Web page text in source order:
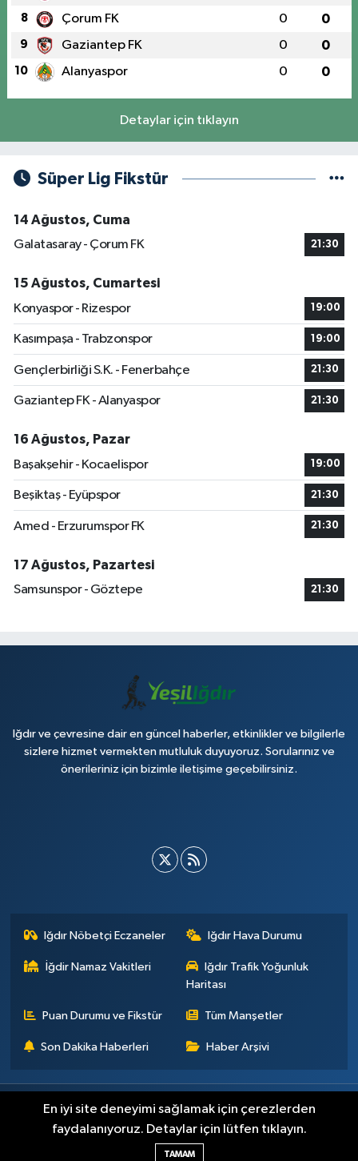
8 Çorum FK 0 0
9 Gaziantep FK 0 0
10 Alanyaspor 0 0
Detaylar için tıklayın
Süper Lig Fikstür
14 Ağustos, Cuma
Galatasaray - Çorum FK
21:30
15 Ağustos, Cumartesi
Konyaspor - Rizespor
19:00
Kasımpaşa - Trabzonspor 19:00
Gençlerbirliği S.K. - Fenerbahçe 21:30
Gaziantep FK - Alanyaspor 21:30
16 Ağustos, Pazar
Başakşehir - Kocaelispor
19:00
Beşiktaş - Eyüpspor 21:30
Amed - Erzurumspor FK 21:30
17 Ağustos, Pazartesi
Samsunspor - Göztepe
21:30
Iğdır ve çevresine dair en güncel haberler, etkinlikler ve bilgilerle
sizlere hizmet vermekten mutluluk duyuyoruz. Sorularınız ve
önerileriniz için bizimle iletişime geçebilirsiniz.
Iğdır Nöbetçi Eczaneler Iğdır Hava Durumu
İğdir Namaz Vakitleri
Iğdır Trafik Yoğunluk
Haritası
Puan Durumu ve Fikstür Tüm Manşetler
Son Dakika Haberleri Haber Arşivi
Künye İletişim Çerez Politikası Gizlilik ilkeleri
Haber Yazılımı:
En iyi site deneyimi sağlamak için çerezlerden
faydalanıyoruz. Detaylar için lütfen tıklayın.
TAMAM